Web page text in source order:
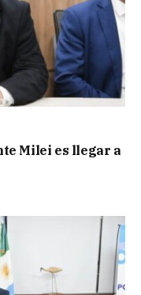
Milei es llegar a